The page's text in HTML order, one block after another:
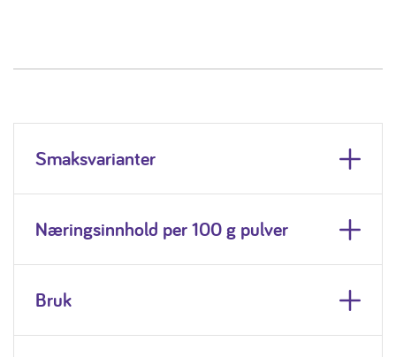
Smaksvarianter
Næringsinnhold per 100 g pulver
Bruk